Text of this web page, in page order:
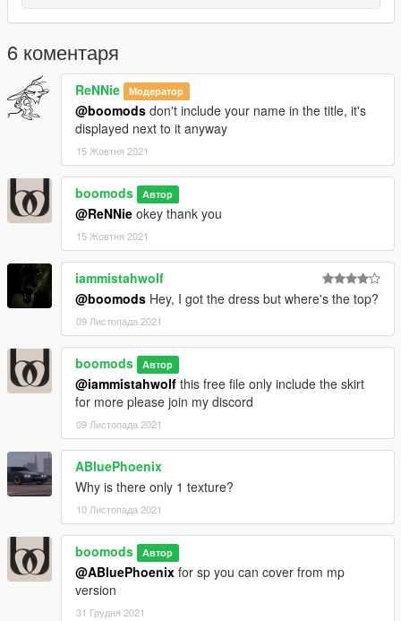
6 коментаря
ReNNie Модератор
@boomods don't include your name in the title, it's
displayed next to it anyway
15 Жовтня 2021
boomods Автор
@ReNNie okey thank you
15 Жовтня 2021
iammistahwolf
@boomods Hey, I got the dress but where's the top?
09 Листопада 2021
boomods Автор
@iammistahwolf this free file only include the skirt
for more please join my discord
09 Листопада 2021
ABluePhoenix
Why is there only 1 texture?
10 Листопада 2021
boomods Автор
@ABluePhoenix for sp you can cover from mp
version
31 Грудня 2021